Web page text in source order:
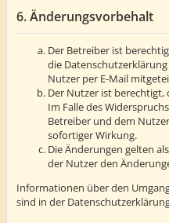
6. Änderungsvorbehalt
Der Betreiber ist
die
Nutzer per E-Mail
Der Nutzer ist berechtigt,
Im Falle des
Betreiber und dem
sofortiger Wirkung.
Die Änderungen gelten
der Nutzer den
Informationen über den
sind in der